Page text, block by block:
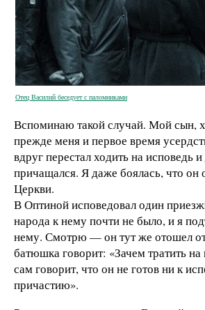
Отец Василий беседует с паломниками
Вспоминаю такой случай. Мой сын,
прежде меня и первое время
вдруг перестал ходить на исповедь
причащался. Я даже боялась, что он
Церкви.
В Оптиной исповедовал один
народа к нему почти не было, и я
нему. Смотрю — он тут же отошел
батюшка говорит: «Зачем тратить
сам говорит, что он не готов ни к
причастию».